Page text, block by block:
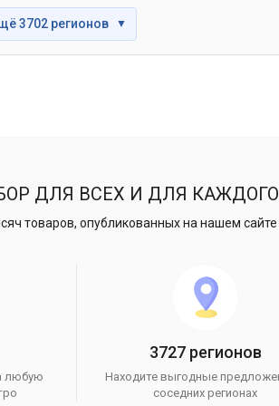
3702 регионов ▼
ДЛЯ ВСЕХ И ДЛЯ
товаров, опубликованных на нашем сайте
любую
3727 регионов
Находите выгодные
соседних регионах